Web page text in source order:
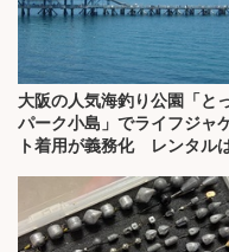
大阪の人気海釣り公園「と
パーク小島」でライフジャ
ト着用が義務化 レンタル